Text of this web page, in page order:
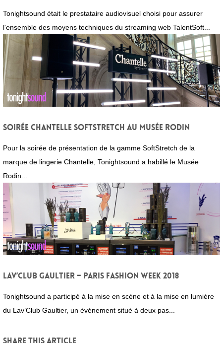
Tonightsound était le prestataire audiovisuel choisi pour assurer
l'ensemble des moyens techniques du streaming web TalentSoft...
Soirée Chantelle SoftStretch au Musée Rodin
Pour la soirée de présentation de la gamme SoftStretch de la
marque de lingerie Chantelle, Tonightsound a habillé le Musée
Rodin...
Lav’Club Gaultier – Paris Fashion Week 2018
Tonightsound a participé à la mise en scène et à la mise en lumière
du Lav’Club Gaultier, un événement situé à deux pas...
Share this article